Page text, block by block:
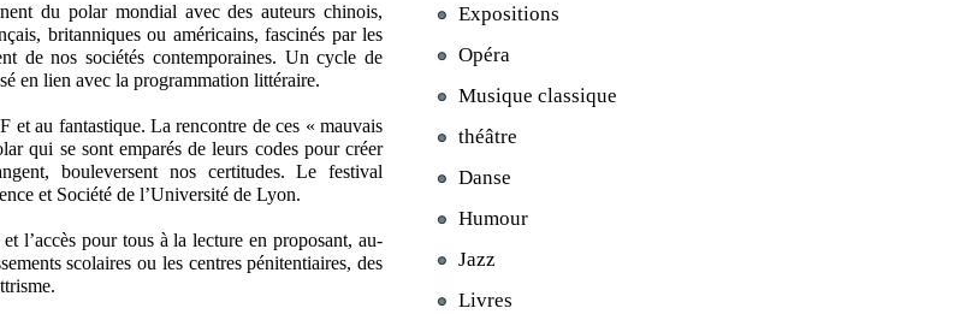
du polar mondial avec des auteurs chinois,
britanniques ou américains, fascinés par les
de nos sociétés contemporaines. Un cycle de
en lien avec la programmation littéraire.
et au fantastique. La rencontre de ces « mauvais
qui se sont emparés de leurs codes pour créer
bouleversent nos certitudes. Le festival
et Société de l’Université de Lyon.
l’accès pour tous à la lecture en proposant, au-
scolaires ou les centres pénitentiaires, des
Expositions
Opéra
Musique classique
théâtre
Danse
Humour
Jazz
Livres